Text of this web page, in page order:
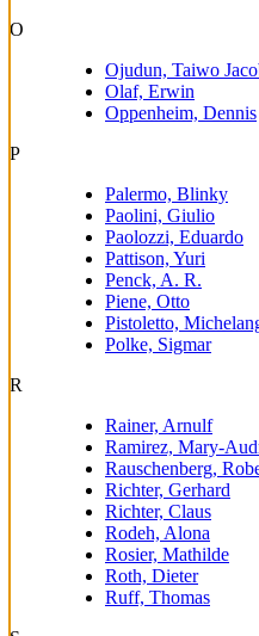
O
Ojudun, Taiwo
Olaf, Erwin
Oppenheim, Dennis
P
Palermo, Blinky
Paolini, Giulio
Paolozzi, Eduardo
Pattison, Yuri
Penck, A. R.
Piene, Otto
Pistoletto,
Polke, Sigmar
R
Rainer, Arnulf
Ramirez, Mary-
Rauschenberg,
Richter, Gerhard
Richter, Claus
Rodeh, Alona
Rosier, Mathilde
Roth, Dieter
Ruff, Thomas